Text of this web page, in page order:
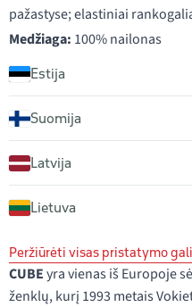
pažastyse; elastiniai
Medžiaga: 100% nailonas
Estija
Suomija
Latvija
Lietuva
Peržiūrėti visas pristatymo
CUBEyra vienas iš Europoje
ženklų, kurį 1993 metais